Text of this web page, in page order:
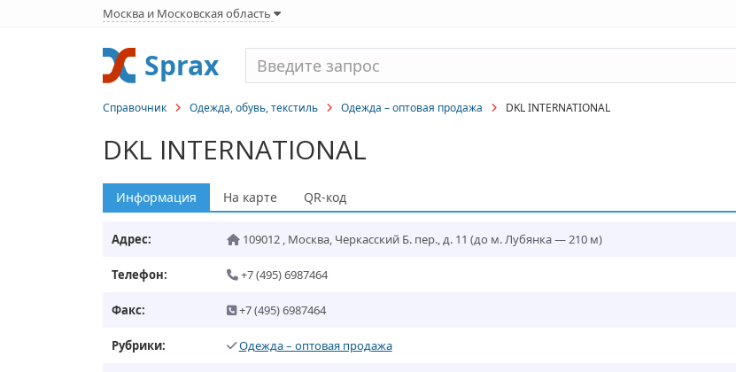
Москва и Московская область
Sprax
Справочник Одежда, обувь, текстиль Одежда – оптовая продажа DKL INTERNATIONAL
DKL INTERNATIONAL
Информация На карте QR-код
Адрес: 109012, Москва, Черкасский Б. пер., д. 11 (до м. Лубянка — 210 м)
Телефон: +7 (495) 6987464
Факс: +7 (495) 6987464
Рубрики: Одежда – оптовая продажа